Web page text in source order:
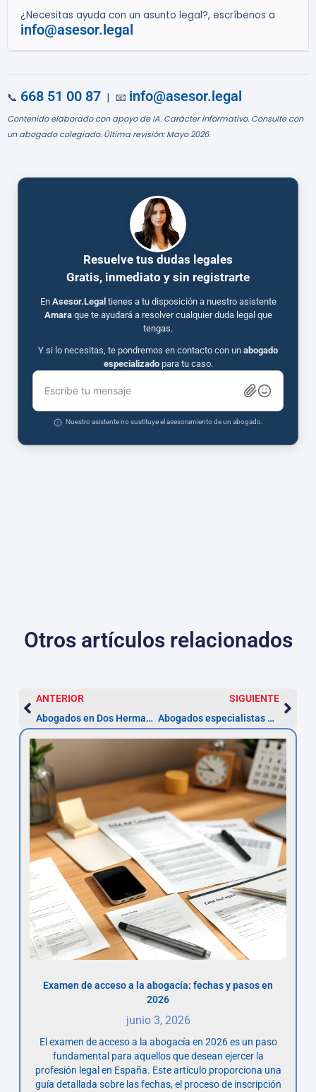
¿Necesitas ayuda con un asunto legal?, escríbenos a
info@asesor.legal
📞 668 51 00 87 | 📧 info@asesor.legal
Contenido elaborado con apoyo de IA. Carácter informativo. Consulte con
un abogado colegiado. Última revisión: Mayo 2026.
Resuelve tus dudas legales
Gratis, inmediato y sin registrarte
En Asesor.Legal tienes a tu disposición a nuestro asistente
Amaraque te ayudará a resolver cualquier duda legal que
tengas.
Y si lo necesitas, te pondremos en contacto con un abogado
especializadopara tu caso.
Escribe tu mensaje
Nuestro asistente no sustituye el asesoramiento de un abogado.
Otros artículos relacionados
ANTERIOR
Abogados en Dos Hermanas especialistas en Derecho Comunitario
SIGUIENTE
Abogados especialistas en Derecho Constitucional en Dos Hermanas
Examen de acceso a la abogacía: fechas y pasos en
2026
junio 3, 2026
El examen de acceso a la abogacía en 2026 es un paso
fundamental para aquellos que desean ejercer la
profesión legal en España. Este artículo proporciona una
guía detallada sobre las fechas, el proceso de inscripción